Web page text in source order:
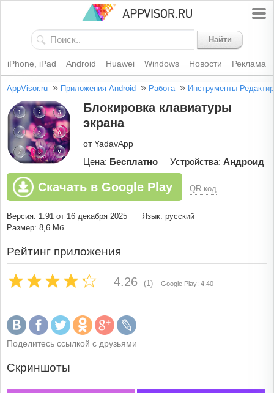
Найти
iPhone, iPad Android Huawei Windows Новости Реклама
AppVisor.ru » Приложения Android » Работа » Инструменты
Блокировка клавиатуры
экрана
от YadavApp
Цена: Бесплатно Устройства: Андроид
Скачать в Google Play QR-код
Версия: 1.91 от 16 декабря 2025
Язык: русский
Размер: 8,6 Мб.
Рейтинг приложения
4.26 (1) Google Play: 4.40
Поделитесь ссылкой с друзьями
Скриншоты